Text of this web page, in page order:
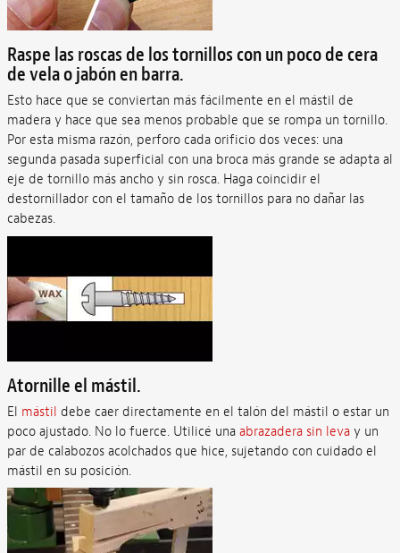
Raspe las roscas de los tornillos con un poco de cera
de vela o jabón en barra.
Esto hace que se conviertan más fácilmente en el mástil de
madera y hace que sea menos probable que se rompa un tornillo.
Por esta misma razón, perforo cada orificio dos veces: una
segunda pasada superficial con una broca más grande se adapta al
eje de tornillo más ancho y sin rosca. Haga coincidir el
destornillador con el tamaño de los tornillos para no dañar las
cabezas.
Atornille el mástil.
El mástil debe caer directamente en el talón del mástil o estar un
poco ajustado. No lo fuerce. Utilicé una abrazadera sin levay un
par de calabozos acolchados que hice, sujetando con cuidado el
mástil en su posición.